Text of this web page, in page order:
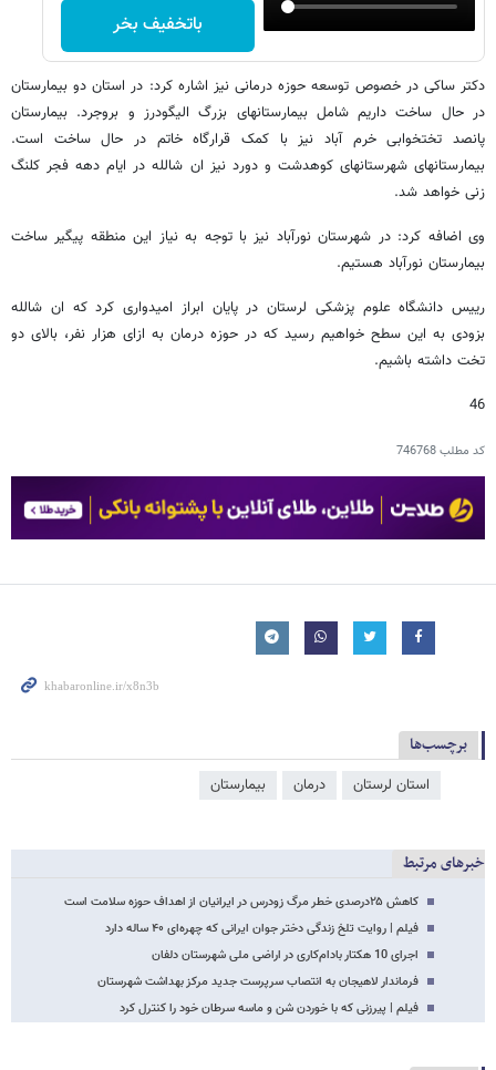
باتخفیف بخر
دکتر ساکی در خصوص توسعه حوزه درمانی نیز اشاره کرد: در استان دو بیمارستان
در حال ساخت داریم شامل بیمارستانهای بزرگ الیگودرز و بروجرد. بیمارستان
پانصد تختخوابی خرم آباد نیز با کمک قرارگاه خاتم در حال ساخت است.
بیمارستانهای شهرستانهای کوهدشت و دورد نیز ان شالله در ایام دهه فجر کلنگ
زنی خواهد شد.
وی اضافه کرد: در شهرستان نورآباد نیز با توجه به نیاز این منطقه پیگیر ساخت
بیمارستان نورآباد هستیم.
رییس دانشگاه علوم پزشکی لرستان در پایان ابراز امیدواری کرد که ان شالله
بزودی به این سطح خواهیم رسید که در حوزه درمان به ازای هزار نفر، بالای دو
تخت داشته باشیم.
46
کد مطلب746768
برچسب‌ها
استان لرستان درمان بیمارستان
خبرهای مرتبط
کاهش ۲۵درصدی خطر مرگ زودرس در ایرانیان از اهداف حوزه سلامت است
فیلم | روایت تلخ زندگی دختر جوان ایرانی که چهره‌ای ۴۰ ساله دارد
اجرای 10 هکتار بادام‌کاری در اراضی ملی شهرستان دلفان
فرماندار لاهیجان به انتصاب سرپرست جدید مرکز بهداشت شهرستان
فیلم | پیرزنی که با خوردن شن و ماسه سرطان خود را کنترل کرد